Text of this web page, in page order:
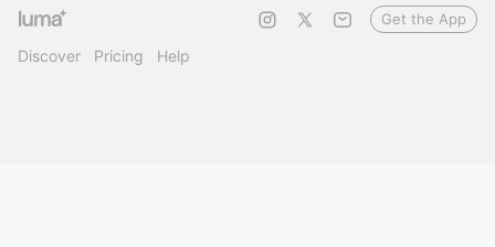
Discover Pricing Help
Get the App